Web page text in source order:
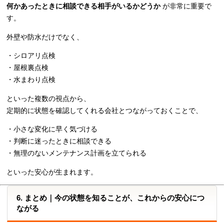
何かあったときに相談できる相手がいるかどうかが非常に重要で
す。
外壁や防水だけでなく、
・シロアリ点検
・屋根裏点検
・水まわり点検
といった複数の視点から、
定期的に状態を確認してくれる会社とつながっておくことで、
・小さな変化に早く気づける
・判断に迷ったときに相談できる
・無理のないメンテナンス計画を立てられる
といった安心が生まれます。
6. まとめ｜今の状態を知ることが、これからの安心につ
ながる